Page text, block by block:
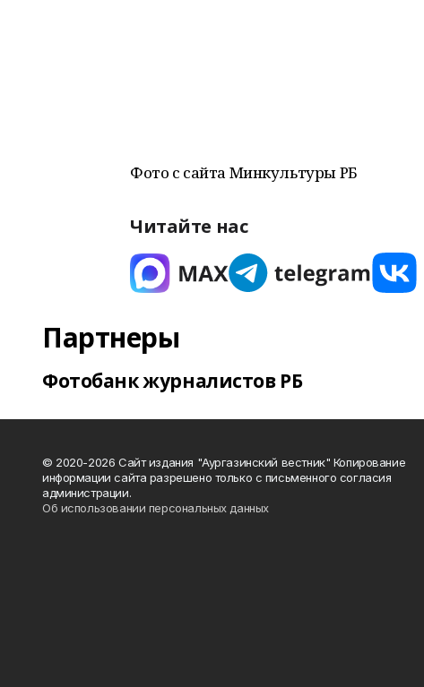
Фото с сайта Минкультуры РБ
Читайте нас
Партнеры
Фотобанк журналистов РБ
© 2020-2026 Сайт издания "Аургазинский вестник" Копирование
информации сайта разрешено только с письменного согласия
администрации.
Об использовании персональных данных